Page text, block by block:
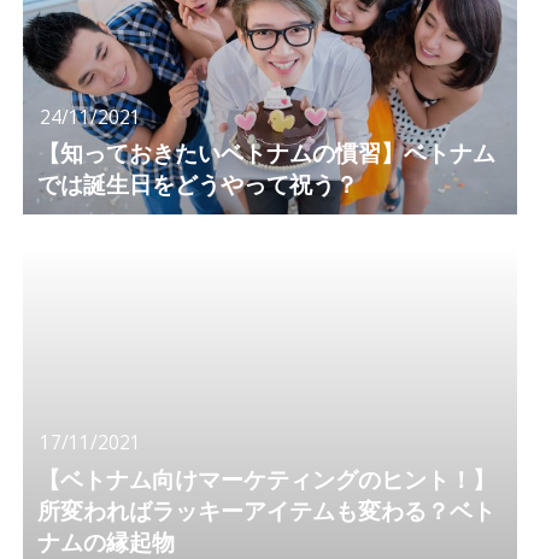
24/11/2021
【知っておきたいベトナムの慣習】ベトナム
では誕生日をどうやって祝う？
17/11/2021
【ベトナム向けマーケティングのヒント！】
所変わればラッキーアイテムも変わる？ベト
ナムの縁起物